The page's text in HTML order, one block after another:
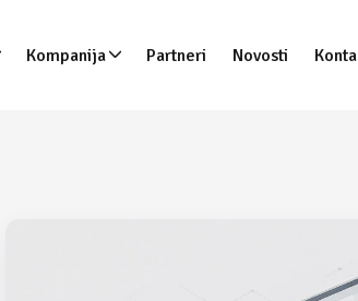
Kompanija Partneri Novosti